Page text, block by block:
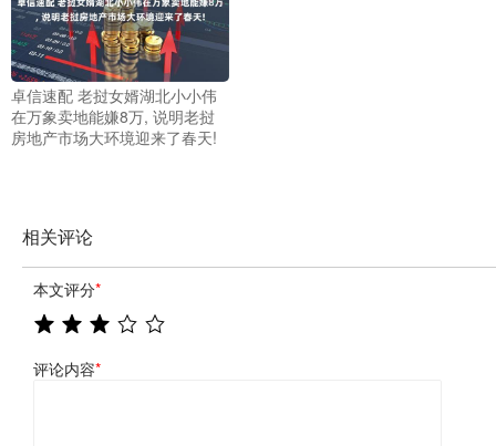
卓信速配 老挝女婿湖北小小伟
在万象卖地能嫌8万, 说明老挝
房地产市场大环境迎来了春天!
相关评论
本文评分*
评论内容*